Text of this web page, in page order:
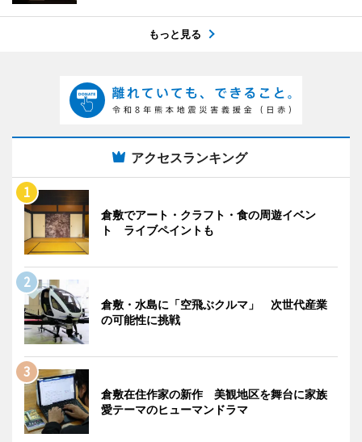
もっと見る
アクセスランキング
倉敷でアート・クラフト・食の周遊イベン
ト ライブペイントも
倉敷・水島に「空飛ぶクルマ」 次世代産業
の可能性に挑戦
倉敷在住作家の新作 美観地区を舞台に家族
愛テーマのヒューマンドラマ